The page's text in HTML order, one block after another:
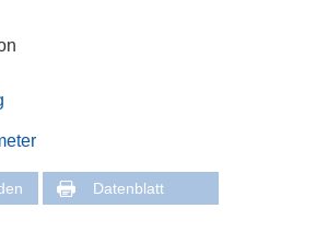
Datenblatt